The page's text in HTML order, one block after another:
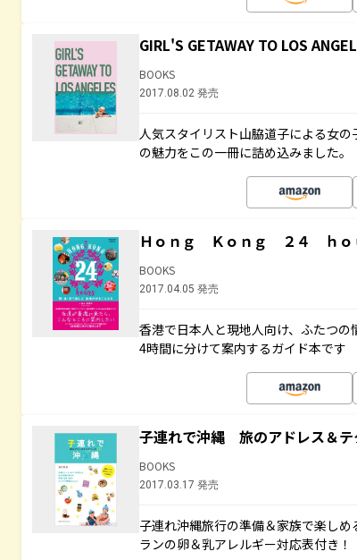
GIRL'S GETAWAY TO LOS
BOOKS
2017.08.02 発売
人気スタイリスト山脇道子による女
の魅力をこの一冊に詰め込みました。
Ｈｏｎｇ Ｋｏｎｇ ２４ ｈｏ
BOOKS
2017.04.05 発売
香港で日本人と現地人向け、ふたつ
4時間に分けて案内するガイド本です
子連れで沖縄 旅のアドレス＆テ
BOOKS
2017.03.17 発売
子連れ沖縄旅行の準備＆家族で楽し
ランの卵＆乳アレルギー対応表付き！